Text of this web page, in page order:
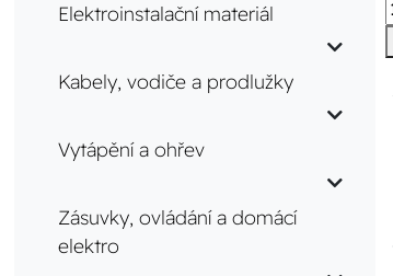
Elektroinstalační materiál
Kabely, vodiče a prodlužky
Vytápění a ohřev
Zásuvky, ovládání a domácí
elektro